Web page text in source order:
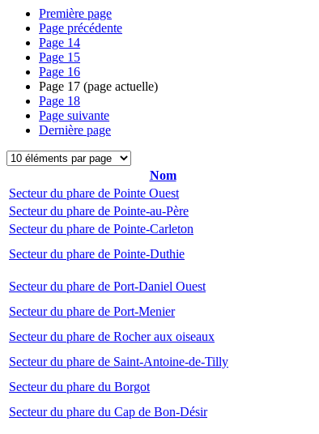
Première page
Page précédente
Page 14
Page 15
Page 16
Page 17 (page actuelle)
Page 18
Page suivante
Dernière page
Nom
Secteur du phare de Pointe Ouest
Secteur du phare de Pointe-au-Père
Secteur du phare de Pointe-Carleton
Secteur du phare de Pointe-Duthie
Secteur du phare de Port-Daniel Ouest
Secteur du phare de Port-Menier
Secteur du phare de Rocher aux oiseaux
Secteur du phare de Saint-Antoine-de-Tilly
Secteur du phare du Borgot
Secteur du phare du Cap de Bon-Désir